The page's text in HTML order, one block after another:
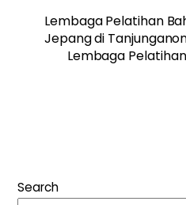
Lembaga Pelatihan
Jepang di
Lembaga
Search